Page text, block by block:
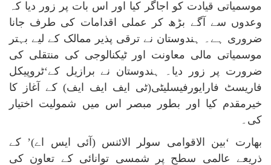
موسمیاتی قیادت کو اجاگر کیا اور اس بات پر زور دیا کہ
وعدوں سے آگے بڑھ کر عملی اقدامات کی طرف جانا
ضروری ہے۔ ہندوستان نے ترقی پذیر ممالک کے لیے بہتر
موسمیاتی مالی معاونت اور ٹیکنالوجی کی منتقلی کی
ضرورت پر زور دیا۔ ہندوستان نے برازیل کے‘ٹروپیکل
فاریسٹ فارایورفیسلیٹی(ٹی ایف ایف ایف) کے آغاز کا
خیرمقدم کیا اور بطور مبصر اس میں شمولیت اختیار
کی۔
بھارت ‘بین الاقوامی سولر الائنس (آئی ایس اے)’ کے
ذریعے عالمی سطح پر شمسی توانائی کے تعاون کی